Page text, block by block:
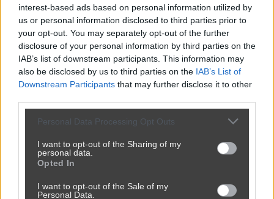
interest-based ads based on personal information utilized by
us or personal information disclosed to third parties prior to
your opt-out. You may separately opt-out of the further
disclosure of your personal information by third parties on the
IAB’s list of downstream participants. This information may
also be disclosed by us to third parties on the IAB’s List of
Downstream Participants that may further disclose it to other
Personal Data Processing Opt Outs
I want to opt-out of the Sharing of my
personal data.
Opted In
I want to opt-out of the Sale of my
Personal Data.
0 1 Udostępnij
0 Udostępnij